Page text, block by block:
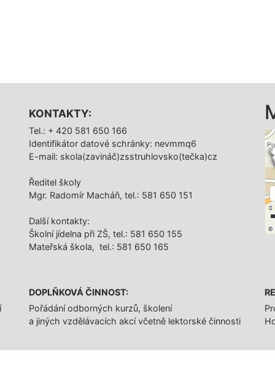
KONTAKTY:
Tel.: + 420 581 650 166
Identifikátor datové schránky: nevmmq6
E-mail: skola(zavináč)zsstruhlovsko(tečka)cz
Ředitel školy
Mgr. Radomír Macháň, tel.: 581 650 151
Další­ kontakty:
Školní jídelna při ZŠ, tel.: 581 650 155
Mateřská škola, tel.: 581 650 165
DOPLŇKOVÁ ČINNOST:
Pořádání odborných kurzů, školení
a jiných vzdělávacích akcí včetně lektorské činnosti